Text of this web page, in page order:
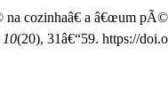
cozinhaâ€ a â€œum pÃ©
10(20), 31â€“59. https://